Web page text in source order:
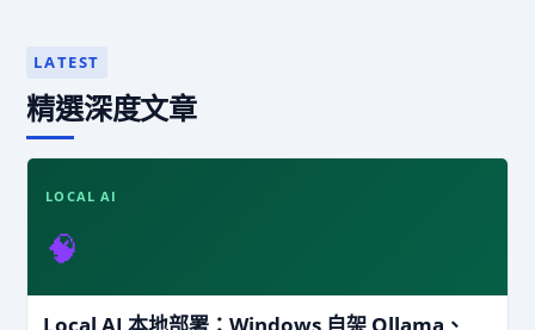
LATEST
精選深度文章
LOCAL AI
🧠
Local AI 本地部署：Windows 自架 Ollama、